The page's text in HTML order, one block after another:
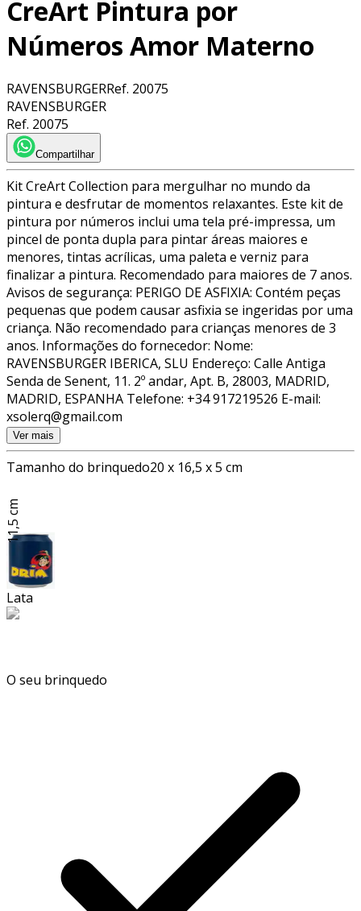
CreArt Pintura por
Números Amor Materno
RAVENSBURGERRef. 20075
RAVENSBURGER
Ref. 20075
Compartilhar
Kit CreArt Collection para mergulhar no mundo da
pintura e desfrutar de momentos relaxantes. Este kit de
pintura por números inclui uma tela pré-impressa, um
pincel de ponta dupla para pintar áreas maiores e
menores, tintas acrílicas, uma paleta e verniz para
finalizar a pintura. Recomendado para maiores de 7 anos.
Avisos de segurança: PERIGO DE ASFIXIA: Contém peças
pequenas que podem causar asfixia se ingeridas por uma
criança. Não recomendado para crianças menores de 3
anos. Informações do fornecedor: Nome:
RAVENSBURGER IBERICA, SLU Endereço: Calle Antiga
Senda de Senent, 11. 2º andar, Apt. B, 28003, MADRID,
MADRID, ESPANHA Telefone: +34 917219526 E-mail:
xsolerq@gmail.com
Ver mais
Tamanho do brinquedo20 x 16,5 x 5 cm
11,5 cm
Lata
O seu brinquedo